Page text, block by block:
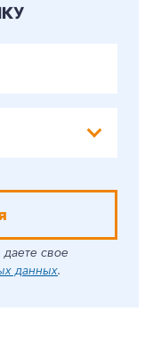
свое
данных.